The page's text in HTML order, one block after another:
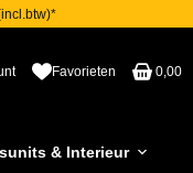
Favorieten 0,00
& Interieur